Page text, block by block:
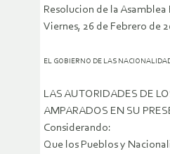
Resolucion de la
Viernes, 26 de Febrero de
EL GOBIERNO DE LAS
LAS AUTORIDADES DE
AMPARADOS EN SU
Considerando:
Que los Pueblos y